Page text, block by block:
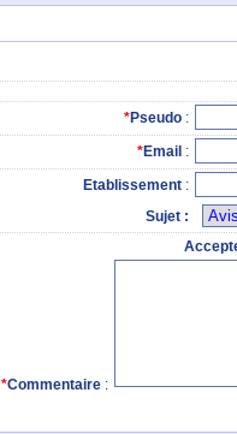
*Pseudo:
*Email :
Etablissement:
Sujet:
*Commentaire: